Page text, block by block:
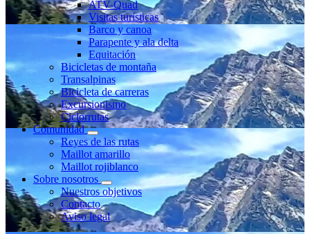
ATV-Quad
Visitas turísticas
Barco y canoa
Parapente y ala delta
Equitación
Bicicletas de montaña
Transalpinas
Bicicleta de carreras
Excursionismo
Ciclorrutas
Comunidad
Reyes de las rutas
Maillot amarillo
Maillot rojiblanco
Sobre nosotros
Nuestros objetivos
Contacto
Aviso legal